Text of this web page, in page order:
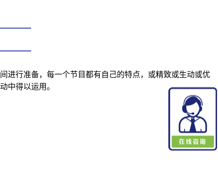
进行准备，每一个节目都有自己的特点，或精致或生动或优
中得以运用。